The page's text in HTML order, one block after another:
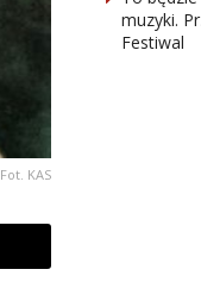
Fot. KAS
muzyki.
Festiwal